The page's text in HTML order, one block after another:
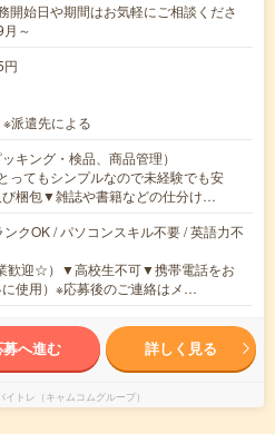
始日や期間はお気軽にご相談くださ
～
円
派遣先による
キング・検品、商品管理）
ってもシンプルなので未経験でも安
梱包▼雑誌や書籍などの仕分け…
クOK / パソコンスキル不要 / 英語力不
歓迎☆）▼高校生不可▼携帯電話をお
使用）※応募後のご連絡はメ…
募へ進む 詳しく見る
イトレ（キャムコムグループ）